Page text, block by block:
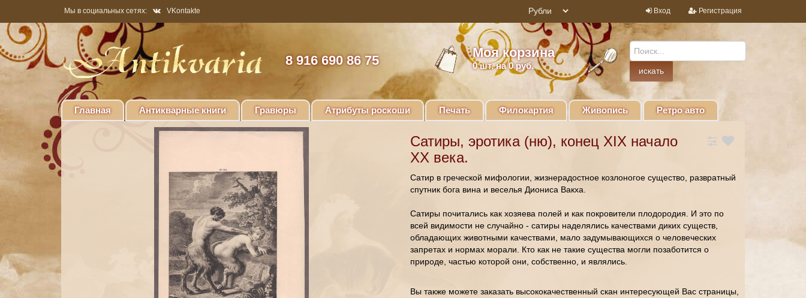
Мы в социальных сетях: VKontakte Вход Регистрация
8 916 690 86 75
Моя корзина
0шт. на 0 руб.
Главная Антикварные книги Гравюры Атрибуты роскоши Печать Филокартия Живопись Ретро авто
Сатиры, эротика (ню), конец XIX начало
ХХ века.
Сатир в греческой мифологии, жизнерадостное козлоногое существо, развратный
спутник бога вина и веселья Диониса Вакха.
Сатиры почитались как хозяева полей и как покровители плодородия. И это по
всей видимости не случайно - сатиры наделялись качествами диких существ,
обладающих животными качествами, мало задумывающихся о человеческих
запретах и нормах морали. Кто как не такие существа могли позаботится о
природе, частью которой они, собственно, и являлись.
Вы также можете заказать высококачественный скан интересующей Вас страницы,